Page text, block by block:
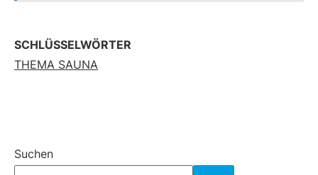
SCHLÜSSELWÖRTER
THEMA SAUNA
Suchen